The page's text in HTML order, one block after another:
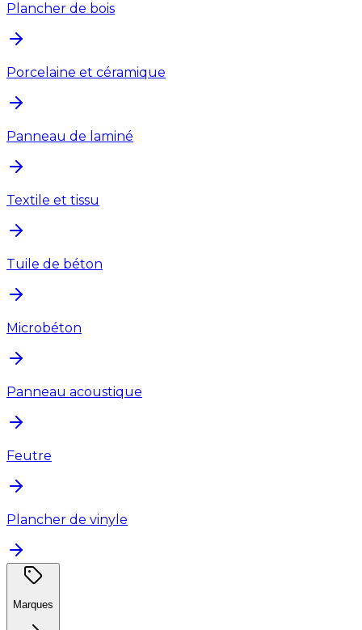
Plancher de bois
Porcelaine et céramique
Panneau de laminé
Textile et tissu
Tuile de béton
Microbéton
Panneau acoustique
Feutre
Plancher de vinyle
Marques